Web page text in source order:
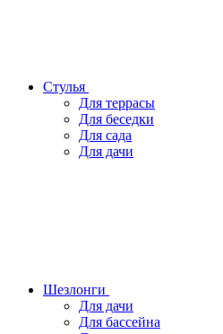
Стулья
Для террасы
Для беседки
Для сада
Для дачи
Шезлонги
Для дачи
Для бассейна